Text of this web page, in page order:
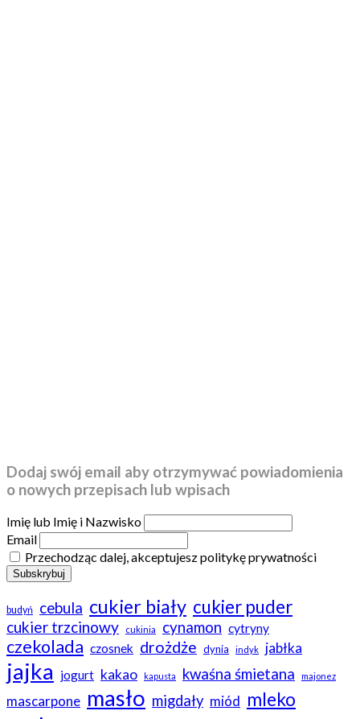
Dodaj swój email aby otrzymywać powiadomienia
o nowych przepisach lub wpisach
Imię lub Imię i Nazwisko
Email
Przechodząc dalej, akceptujesz politykę prywatności
budyń cebula cukier biały cukier puder
cukier trzcinowy cukinia cynamon cytryny
czekolada czosnek drożdże dynia indyk jabłka
jajka jogurt kakao kapusta kwaśna śmietana majonez
mascarpone masło migdały miód mleko